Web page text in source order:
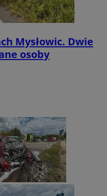
Mysłowic. Dwie
osoby